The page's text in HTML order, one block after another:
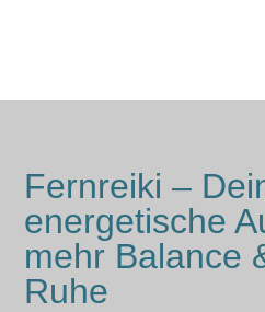
Fernreiki –
energetische
mehr Balance
Ruhe